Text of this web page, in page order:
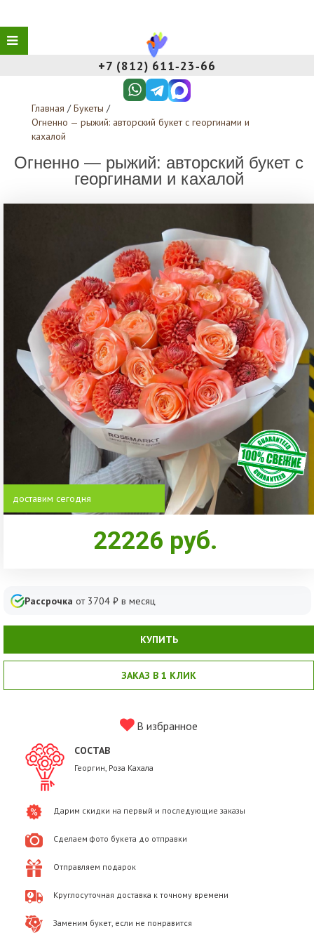
+7 (812) 611‑23‑66
Главная / Букеты /
Огненно — рыжий: авторский букет с георгинами и
кахалой
Огненно — рыжий: авторский букет с
георгинами и кахалой
доставим сегодня
22226 руб.
Рассрочка от 3704 ₽ в месяц
КУПИТЬ
ЗАКАЗ В 1 КЛИК
В избранное
СОСТАВ
Георгин, Роза Кахала
Дарим скидки на первый и последующие заказы
Сделаем фото букета до отправки
Отправляем подарок
Круглосуточная доставка к точному времени
Заменим букет, если не понравится